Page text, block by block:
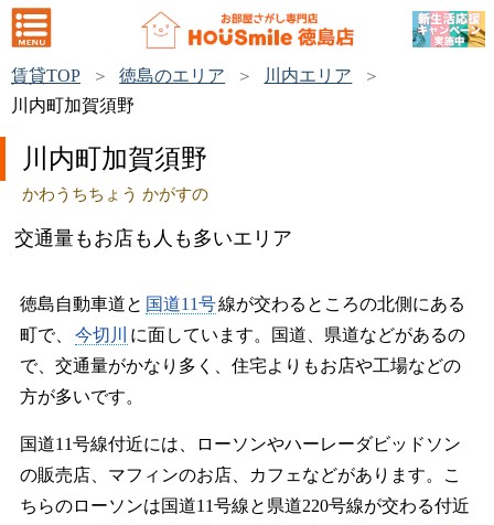
賃貸TOP 徳島のエリア
川内エリア
川内町加賀須野
川内町加賀須野
かわうちちょう かがすの
交通量もお店も人も多いエリア
徳島自動車道と 国道11号線が交わるところの北側にある
町で、
今切川
に面しています。国道、県道などがあるの
で、交通量がかなり多く、住宅よりもお店や工場などの
方が多いです。
国道11号線付近には、ローソンやハーレーダビッドソン
の販売店、マフィンのお店、カフェなどがあります。こ
ちらのローソンは国道11号線と県道220号線が交わる付近